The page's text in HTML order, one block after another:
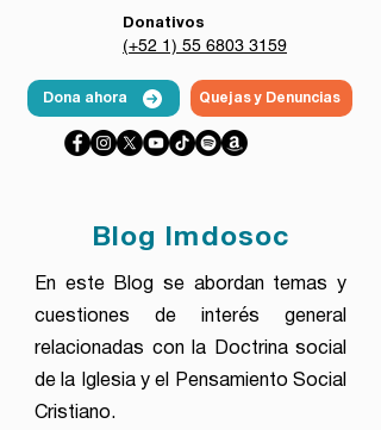
Donativos
(+52 1) 55 6803 3159
Dona ahora Quejas y Denuncias
Blog Imdosoc
En este Blog se abordan temas y
cuestiones de interés general
relacionadas con la Doctrina social
de la Iglesia y el Pensamiento Social
Cristiano.